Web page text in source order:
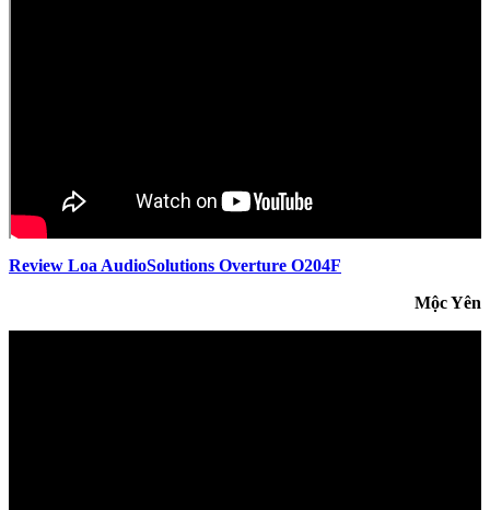
Review Loa AudioSolutions Overture O204F
Mộc Yên